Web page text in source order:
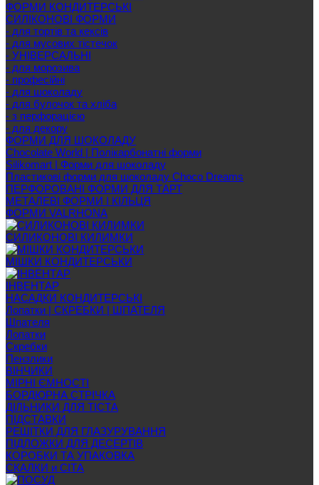
ФОРМИ КОНДИТЕРСЬКІ
СИЛІКОНОВІ ФОРМИ
- для тортів та кексів
- для мусових тістечок
- УНІВЕРСАЛЬНІ
- для морозива
- професійні
- для шоколаду
- для булочок та хліба
- з перфорацією
- для декору
ФОРМИ ДЛЯ ШОКОЛАДУ
Chocolate World | Полікарбонатні форми
Silikomart | Форми для шоколаду
Пластикові форми для шоколаду Choco Dreams
ПЕРФОРОВАНІ ФОРМИ ДЛЯ ТАРТ
МЕТАЛЕВІ ФОРМИ І КІЛЬЦЯ
ФОРМИ VALRHONA
СИЛИКОНОВІ КИЛИМКИ
МІШКИ КОНДИТЕРСЬКИ
ІНВЕНТАР
НАСАДКИ КОНДИТЕРСЬКІ
Лопатки | СКРЕБКИ | ШПАТЕЛЯ
Шпателя
Лопатки
Скребки
Пензлики
ВІНЧИКИ
МІРНІ ЄМНОСТІ
БОРДЮРНА СТРІЧКА
ДІЛЬНИКИ ДЛЯ ТІСТА
ПІДСТАВКИ
РЕШІТКИ ДЛЯ ГЛАЗУРУВАННЯ
ПІДЛОЖКИ ДЛЯ ДЕСЕРТІВ
КОРОБКИ ТА УПАКОВКА
СКАЛКИ и СІТА